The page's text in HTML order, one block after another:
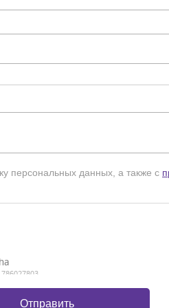
персональных данных, а также с